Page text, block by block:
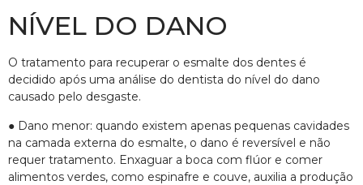
NÍVEL DO DANO
O tratamento para recuperar o esmalte dos dentes é
decidido após uma análise do dentista do nível do dano
causado pelo desgaste.
● Dano menor: quando existem apenas pequenas cavidades
na camada externa do esmalte, o dano é reversível e não
requer tratamento. Enxaguar a boca com flúor e comer
alimentos verdes, como espinafre e couve, auxilia a produção